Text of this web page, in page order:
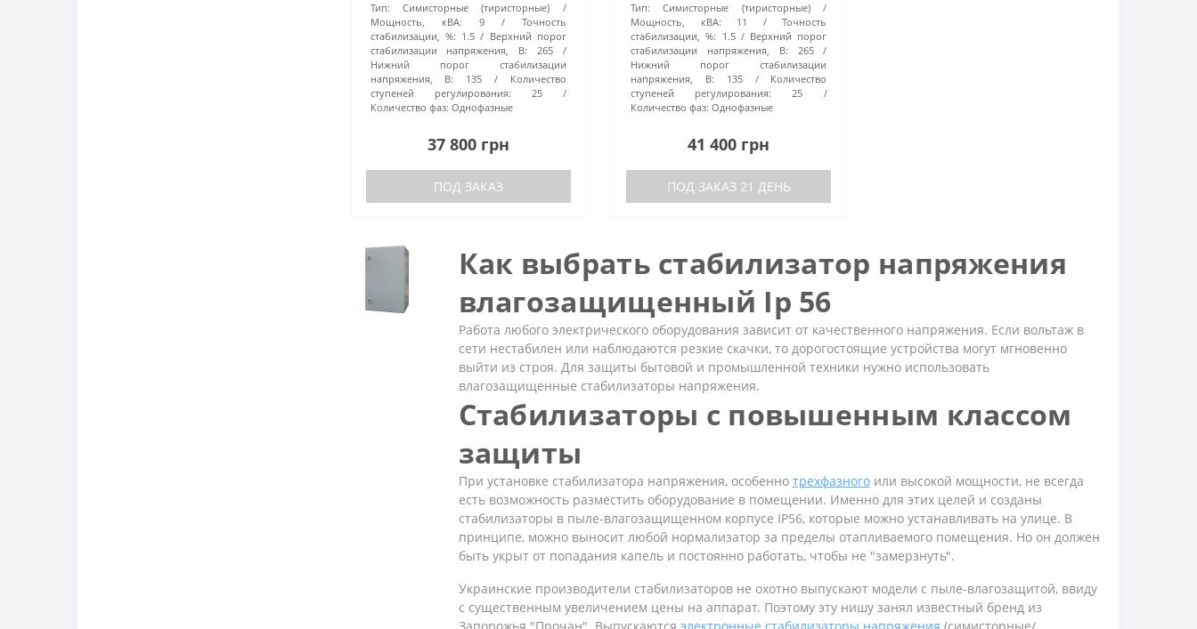
Тип:
Симисторные (тиристорные)
Мощность, кВА:
9
Точность
стабилизации, %: 1.5
Верхний порог
стабилизации напряжения, В:
265
Нижний порог стабилизации
напряжения, В:
135
Количество
ступеней регулирования:
25
Количество фаз: Однофазные
37 800 грн
ПОД ЗАКАЗ
Тип:
Симисторные (тиристорные)
Мощность, кВА:
11
Точность
стабилизации, %: 1.5
Верхний порог
стабилизации напряжения, В:
265
Нижний порог стабилизации
напряжения, В:
135
Количество
ступеней регулирования:
25
Количество фаз: Однофазные
41 400 грн
ПОД ЗАКАЗ 21 ДЕНЬ
Как выбрать стабилизатор напряжения
влагозащищенный Ip 56
Работа любого электрического оборудования зависит от качественного напряжения. Если вольтаж в
сети нестабилен или наблюдаются резкие скачки, то дорогостоящие устройства могут мгновенно
выйти из строя. Для защиты бытовой и промышленной техники нужно использовать
влагозащищенные стабилизаторы напряжения.
Стабилизаторы с повышенным классом
защиты
При установке стабилизатора напряжения, особенно трехфазногоили высокой мощности, не всегда
есть возможность разместить оборудование в помещении. Именно для этих целей и созданы
стабилизаторы в пыле-влагозащищенном корпусе IP56, которые можно устанавливать на улице. В
принципе, можно выносит любой нормализатор за пределы отапливаемого помещения. Но он должен
быть укрыт от попадания капель и постоянно работать, чтобы не "замерзнуть".
Украинские производители стабилизаторов не охотно выпускают модели с пыле-влагозащитой, ввиду
с существенным увеличением цены на аппарат. Поэтому эту нишу занял известный бренд из